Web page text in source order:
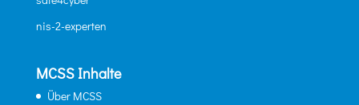
nis-2-experten
MCSS Inhalte
Über MCSS